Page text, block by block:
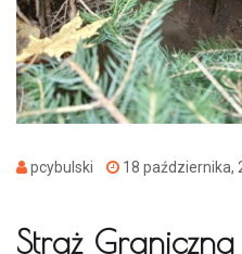
pcybulski 18 października,
Straż